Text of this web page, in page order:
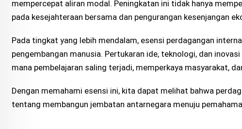
mempercepat aliran modal. Peningkatan ini tidak hanya
pada kesejahteraan bersama dan pengurangan kesenjangan
Pada tingkat yang lebih mendalam, esensi perdagangan
pengembangan manusia. Pertukaran ide, teknologi, dan
mana pembelajaran saling terjadi, memperkaya masyarakat,
Dengan memahami esensi ini, kita dapat melihat bahwa
tentang membangun jembatan antarnegara menuju